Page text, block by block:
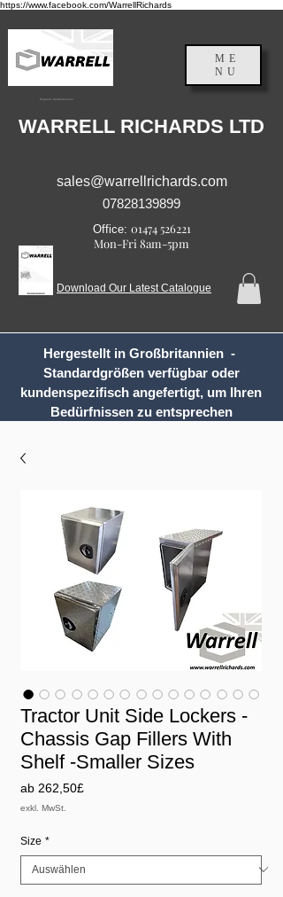
https://www.facebook.com/WarrellRichards
England, Großbritannien
ME
NU
WARRELL RICHARDS LTD
sales@warrellrichards.com
07828139899
Office: 01474 526221
Mon-Fri 8am-5pm
Download Our Latest Catalogue
Hergestellt in Großbritannien -
Standardgrößen verfügbar oder
kundenspezifisch angefertigt, um Ihren
Bedürfnissen zu entsprechen
Tractor Unit Side Lockers -
Chassis Gap Fillers With
Shelf -Smaller Sizes
ab 262,50£
exkl. MwSt.
Size *